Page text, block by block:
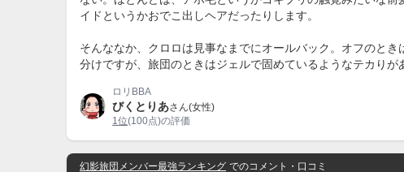
イドというかおでこ出しヘアだったりします。
そんななか、クロロは見事なまでにオールバック。オフのと
分けですが、旅団のときはジェルで固めているようなテカりが
ロリBBA
びくとりあさん(女性)
1位(100点)の評価
幻影旅団メンバー最強ランキング でのコメント・口コミ